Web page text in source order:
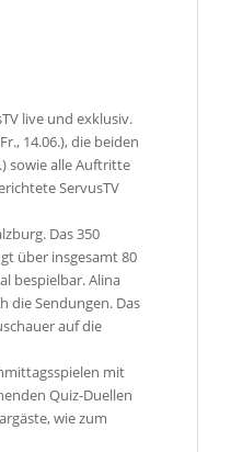
live und exklusiv.
14.06.), die beiden
sowie alle Auftritte
ServusTV
Das 350
über insgesamt 80
bespielbar. Alina
die Sendungen. Das
auf die
mit
Quiz-Duellen
wie zum